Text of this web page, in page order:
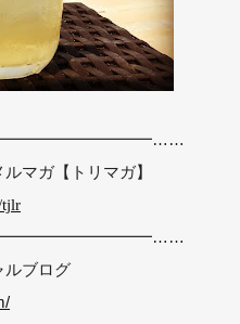
マガ 【トリマガ】
tjlr
ブログ